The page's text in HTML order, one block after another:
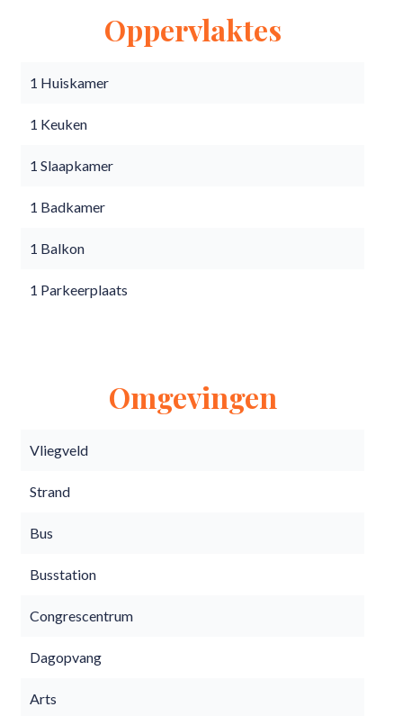
Oppervlaktes
1 Huiskamer
1 Keuken
1 Slaapkamer
1 Badkamer
1 Balkon
1 Parkeerplaats
Omgevingen
Vliegveld
Strand
Bus
Busstation
Congrescentrum
Dagopvang
Arts